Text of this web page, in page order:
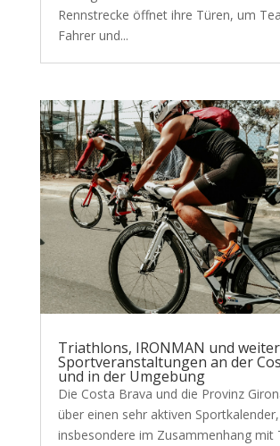
Rennstrecke öffnet ihre Türen, um
Fahrer und...
Triathlons, IRONMAN und
Sportveranstaltungen an der
und in der Umgebung
Die Costa Brava und die Provinz
über einen sehr aktiven Sportkalender,
insbesondere im Zusammenhang mit